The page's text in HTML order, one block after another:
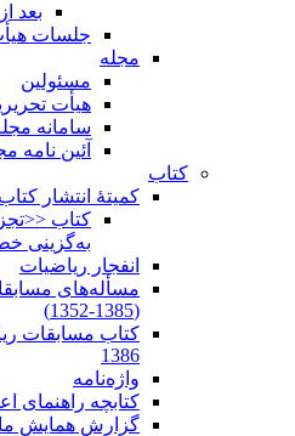
بعد از 2017
جلسات
مجله
مسئولین
هیأت
سامانه
آئین نامه
کتاب
کمیتۀ انتشار کتاب
کتاب
به‌گزینی
انفجار ریاضیات
مسأله‌های
(1385-1352)
1386
واژه‌نامه
کتابچه راهنمای اعضا
گزارش همایش